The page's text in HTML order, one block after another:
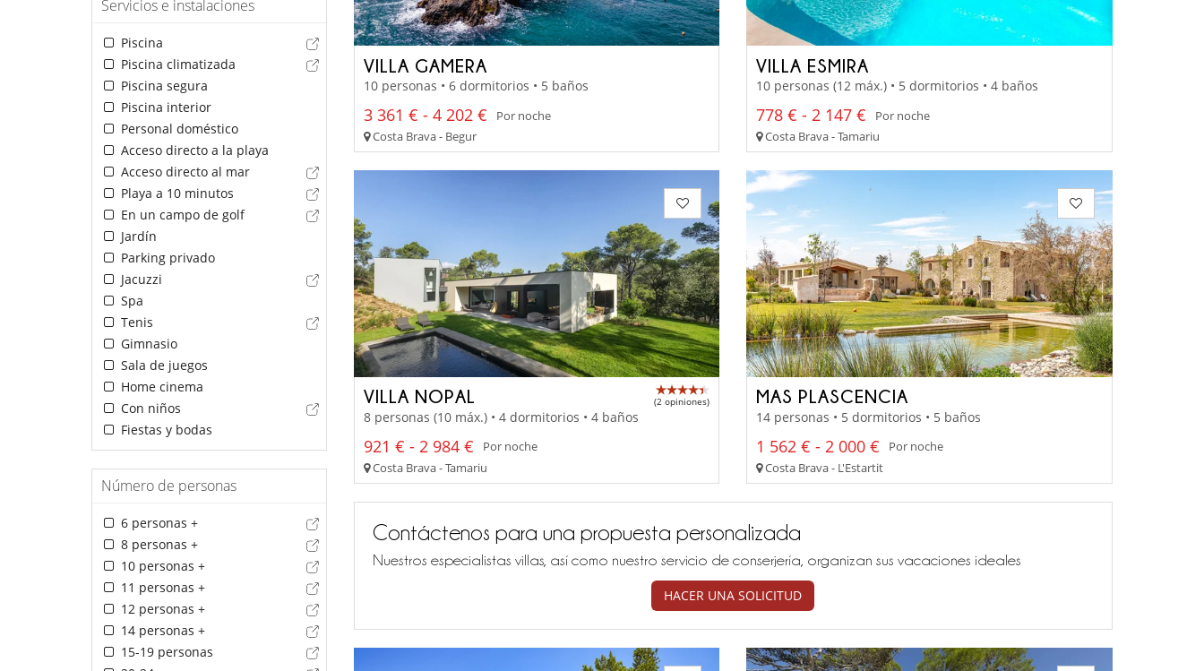
Servicios e instalaciones
Piscina
Piscina climatizada
Piscina segura
Piscina interior
Personal doméstico
Acceso directo a la playa
Acceso directo al mar
Playa a 10 minutos
En un campo de golf
Jardín
Parking privado
Jacuzzi
Spa
Tenis
Gimnasio
Sala de juegos
Home cinema
Con niños
Fiestas y bodas
Número de personas
6 personas +
8 personas +
10 personas +
11 personas +
12 personas +
14 personas +
15-19 personas
VILLA GAMERA
10 personas • 6 dormitorios • 5 baños
3 361 € - 4 202 €
Por noche
Costa Brava - Begur
VILLA ESMIRA
10 personas (12 máx.) • 5 dormitorios • 4 baños
778 € - 2 147 €
Por noche
Costa Brava - Tamariu
VILLA NOPAL (2 opiniones)
8 personas (10 máx.) • 4 dormitorios • 4 baños
921 € - 2 984 €
Por noche
Costa Brava - Tamariu
MAS PLASCENCIA
14 personas • 5 dormitorios • 5 baños
1 562 € - 2 000 €
Por noche
Costa Brava - L'Estartit
Contáctenos para una propuesta personalizada
Nuestros especialistas villas, así como nuestro servicio de conserjería, organizan sus vacaciones ideales
HACER UNA SOLICITUD